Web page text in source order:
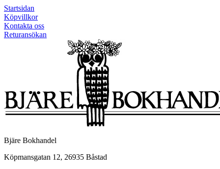
Startsidan
Köpvillkor
Kontakta oss
Returansökan
Bjäre Bokhandel
Köpmansgatan 12, 26935 Båstad